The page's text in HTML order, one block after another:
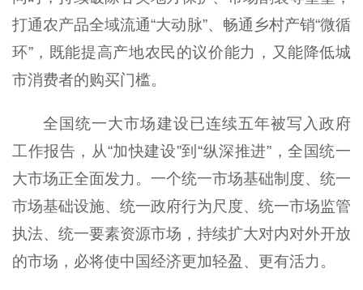
打通农产品全域流通“大动脉”、畅通乡村产销“微循
环”，既能提高产地农民的议价能力，又能降低城
市消费者的购买门槛。
全国统一大市场建设已连续五年被写入政府
工作报告，从“加快建设”到“纵深推进”，全国统一
大市场正全面发力。一个统一市场基础制度、统一
市场基础设施、统一政府行为尺度、统一市场监管
执法、统一要素资源市场，持续扩大对内对外开放
的市场，必将使中国经济更加轻盈、更有活力。